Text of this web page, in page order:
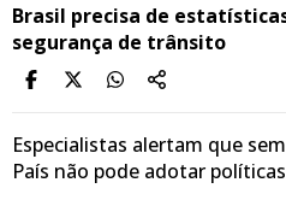
Brasil precisa de
segurança de trânsito
Especialistas alertam que
País não pode adotar